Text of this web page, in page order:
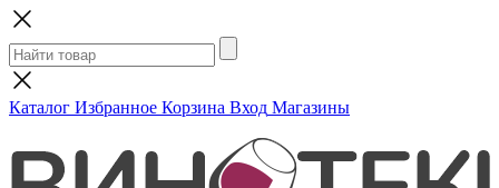
Каталог Избранное Корзина Вход Магазины